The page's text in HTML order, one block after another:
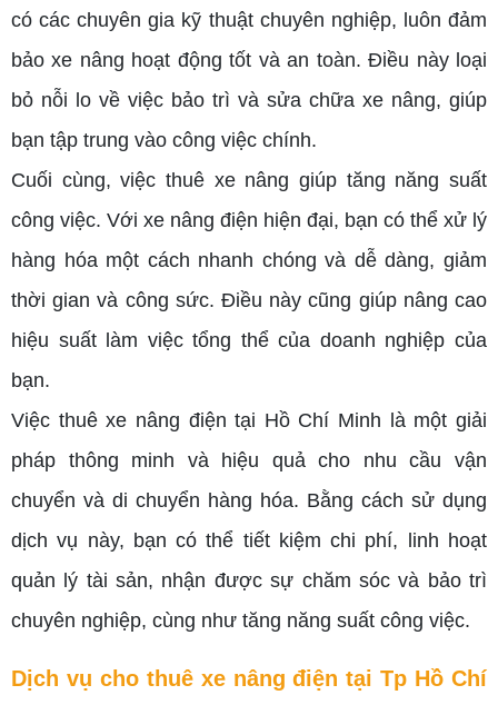
có các chuyên gia kỹ thuật chuyên nghiệp, luôn đảm
bảo xe nâng hoạt động tốt và an toàn. Điều này loại
bỏ nỗi lo về việc bảo trì và sửa chữa xe nâng, giúp
bạn tập trung vào công việc chính.
Cuối cùng, việc thuê xe nâng giúp tăng năng suất
công việc. Với xe nâng điện hiện đại, bạn có thể xử lý
hàng hóa một cách nhanh chóng và dễ dàng, giảm
thời gian và công sức. Điều này cũng giúp nâng cao
hiệu suất làm việc tổng thể của doanh nghiệp của
bạn.
Việc thuê xe nâng điện tại Hồ Chí Minh là một giải
pháp thông minh và hiệu quả cho nhu cầu vận
chuyển và di chuyển hàng hóa. Bằng cách sử dụng
dịch vụ này, bạn có thể tiết kiệm chi phí, linh hoạt
quản lý tài sản, nhận được sự chăm sóc và bảo trì
chuyên nghiệp, cùng như tăng năng suất công việc.
Dịch vụ cho thuê xe nâng điện tại Tp Hồ Chí